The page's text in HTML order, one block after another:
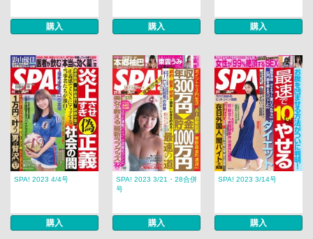
購入 購入 購入
SPA! 2023 4/4号
購入
SPA! 2023 3/21・28合併
号
購入
SPA! 2023 3/14号
購入